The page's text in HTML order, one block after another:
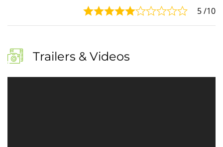
5/10
Trailers & Videos